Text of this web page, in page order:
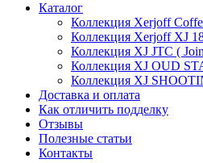
Каталог
Коллекция Xerjoff
Коллекция Xerjoff XJ
Коллекция XJ JTC (
Коллекция XJ OUD
Коллекция XJ
Доставка и оплата
Как отличить подделку
Отзывы
Полезные статьи
Контакты